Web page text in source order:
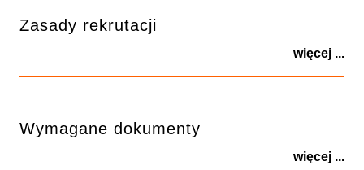
Zasady rekrutacji
więcej ...
Wymagane dokumenty
więcej ...